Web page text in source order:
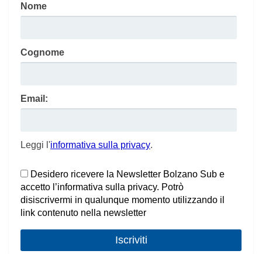
Nome
Cognome
Email:
Leggi l'informativa sulla privacy.
Desidero ricevere la Newsletter Bolzano Sub e
accetto l’informativa sulla privacy. Potrò
disiscrivermi in qualunque momento utilizzando il
link contenuto nella newsletter